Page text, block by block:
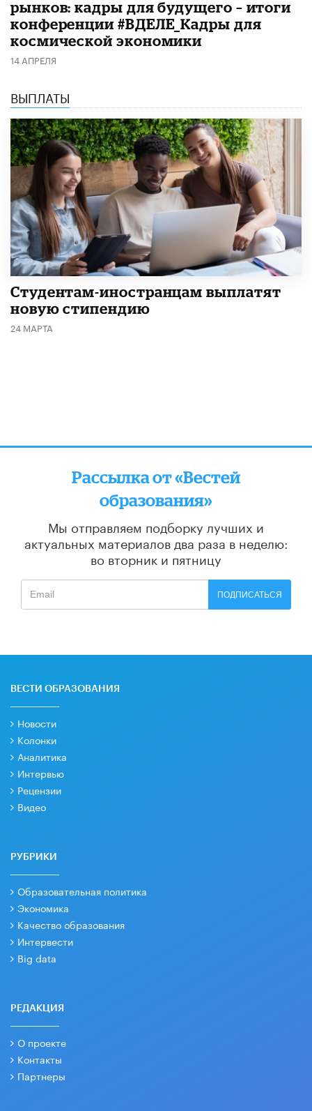
рынков: кадры для будущего – итоги
конференции #ВДЕЛЕ_Кадры для
космической экономики
14 АПРЕЛЯ
ВЫПЛАТЫ
Студентам-иностранцам выплатят
новую стипендию
24 МАРТА
Рассылка от «Вестей
образования»
Мы отправляем подборку лучших и
актуальных материалов два раза в неделю:
во вторник и пятницу
ПОДПИСАТЬСЯ
ВЕСТИ ОБРАЗОВАНИЯ
Новости
Колонки
Аналитика
Интервью
Рецензии
Видео
РУБРИКИ
Образовательная политика
Экономика
Качество образования
Интервести
Big data
РЕДАКЦИЯ
О проекте
Контакты
Партнеры